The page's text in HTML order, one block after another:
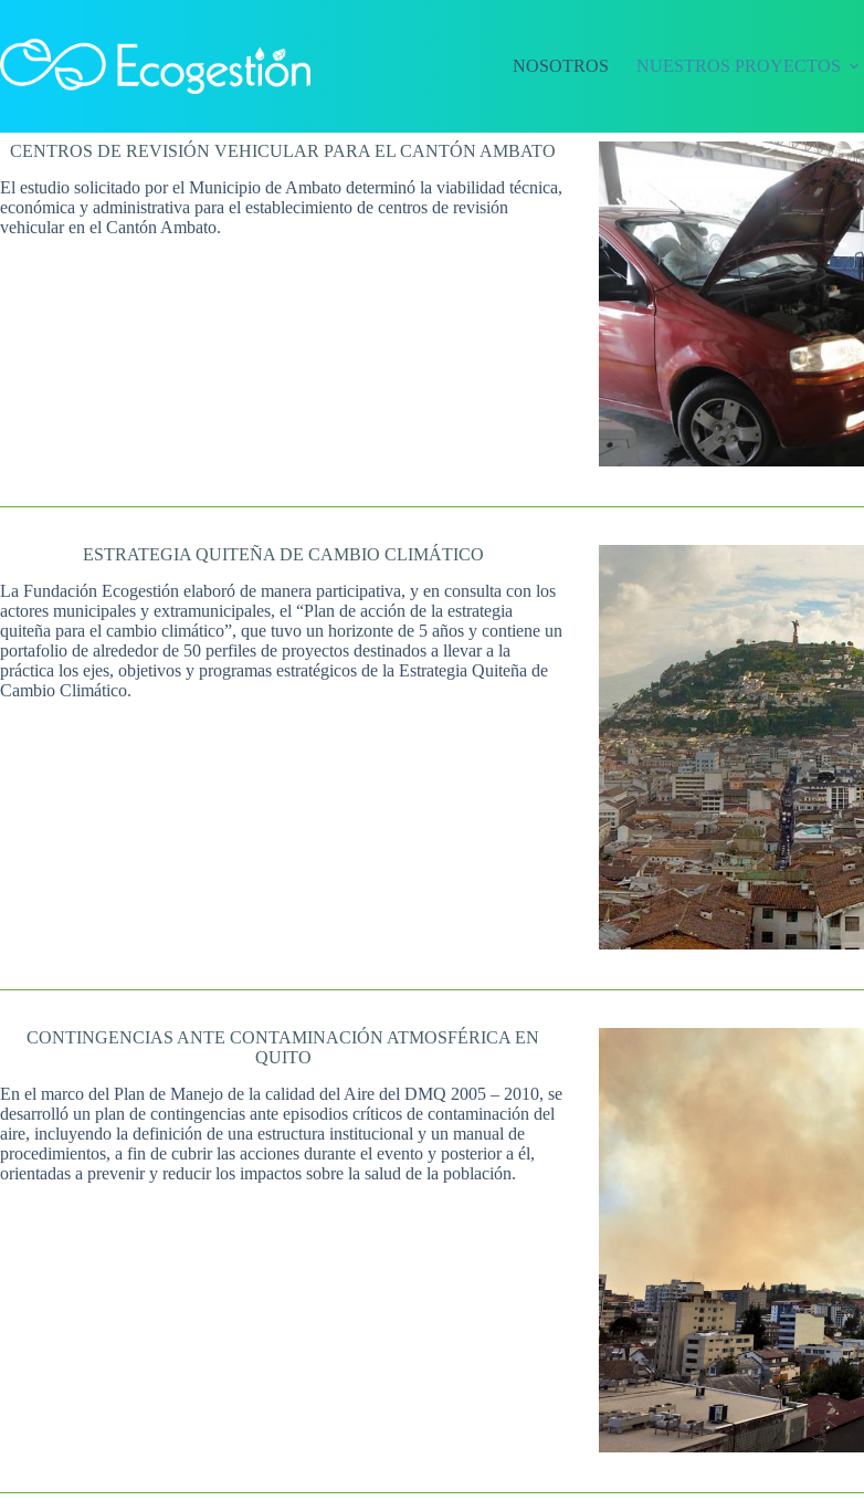
contenido
NOSOTROS
NUESTROS PROYECTOS
CENTROS DE REVISIÓN VEHICULAR PARA EL CANTÓN AMBATO
El estudio solicitado por el Municipio de Ambato determinó la viabilidad técnica,
económica y administrativa para el establecimiento de centros de revisión
vehicular en el Cantón Ambato.
ESTRATEGIA QUITEÑA DE CAMBIO CLIMÁTICO
La Fundación Ecogestión elaboró de manera participativa, y en consulta con los
actores municipales y extramunicipales, el “Plan de acción de la estrategia
quiteña para el cambio climático”, que tuvo un horizonte de 5 años y contiene un
portafolio de alrededor de 50 perfiles de proyectos destinados a llevar a la
práctica los ejes, objetivos y programas estratégicos de la Estrategia Quiteña de
Cambio Climático.
CONTINGENCIAS ANTE CONTAMINACIÓN ATMOSFÉRICA EN
QUITO
En el marco del Plan de Manejo de la calidad del Aire del DMQ 2005 – 2010, se
desarrolló un plan de contingencias ante episodios críticos de contaminación del
aire, incluyendo la definición de una estructura institucional y un manual de
procedimientos, a fin de cubrir las acciones durante el evento y posterior a él,
orientadas a prevenir y reducir los impactos sobre la salud de la población.